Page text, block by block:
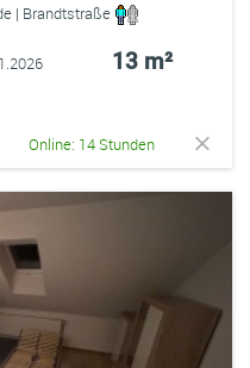
| Brandtstraße
13 m²
Online: 14 Stunden